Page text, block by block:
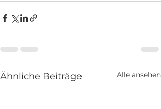
Ähnliche Beiträge Alle ansehen